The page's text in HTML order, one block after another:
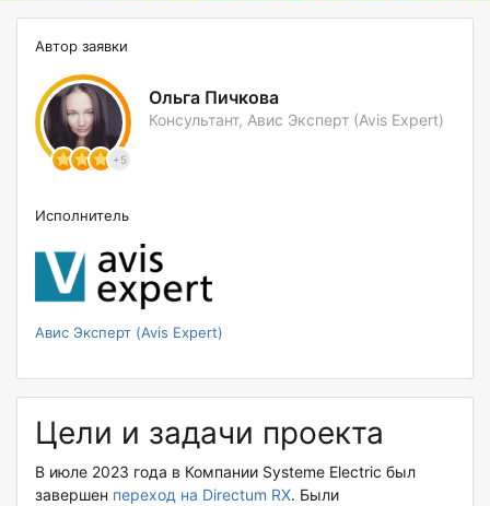
Автор заявки
+5
Ольга Пичкова
Консультант, Авис Эксперт (Avis Expert)
Исполнитель
Авис Эксперт (Avis Expert)
Цели и задачи проекта
В июле 2023 года в Компании Systeme Electric был
завершен переход на Directum RX. Были